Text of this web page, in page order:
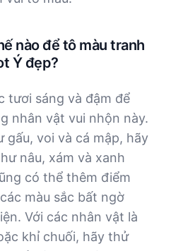
nào để tô màu tranh
Ý đẹp?
tươi sáng và đậm để
nhân vật vui nhộn này.
gấu, voi và cá mập, hãy
nâu, xám và xanh
có thể thêm điểm
màu sắc bất ngờ
Với các nhân vật là
khỉ chuối, hãy thử